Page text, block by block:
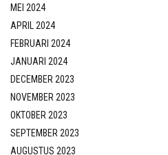
MEI 2024
APRIL 2024
FEBRUARI 2024
JANUARI 2024
DECEMBER 2023
NOVEMBER 2023
OKTOBER 2023
SEPTEMBER 2023
AUGUSTUS 2023